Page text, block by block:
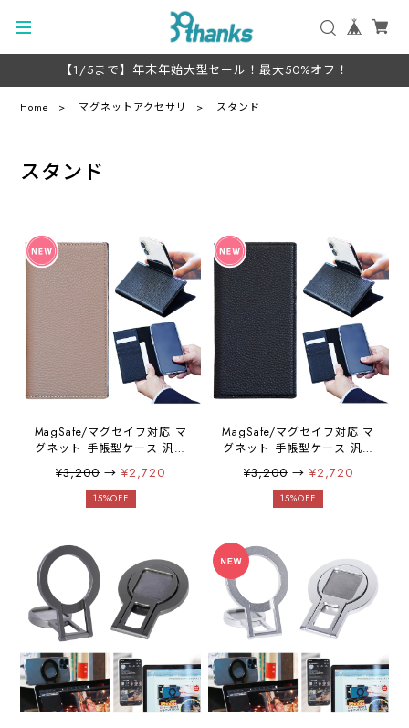
【1/5まで】年末年始大型セール！最大50%オフ！
Home マグネットアクセサリ スタンド
スタンド
MagSafe/マグセイフ対応 マ
グネット 手帳型ケース 汎用
iPhone&Smartphone(4.7〜
6.3インチ)対応 縦スタン
¥3,200→¥2,720
15%OFF
MagSafe/マグセイフ対応 マ
グネット 手帳型ケース 汎用
iPhone&Smartphone(4.7〜
6.3インチ)対応 縦スタン
¥3,200→ ¥2,720
15%OFF